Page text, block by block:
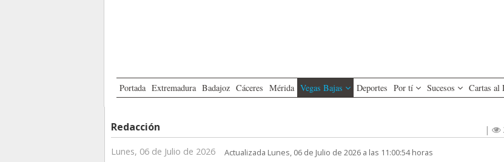
Portada Extremadura Badajoz Cáceres Mérida Vegas Bajas Deportes Por tí Sucesos Cartas al
Redacción |
Lunes, 06 de Julio de 2026
Actualizada Lunes, 06 de Julio de 2026 a las 11:00:54 horas